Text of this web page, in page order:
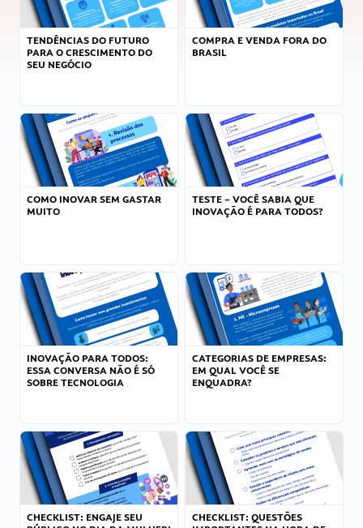
TENDÊNCIAS DO FUTURO
PARA O CRESCIMENTO DO
SEU NEGÓCIO
COMPRA E VENDA FORA DO
BRASIL
COMO INOVAR SEM GASTAR
MUITO
TESTE – VOCÊ SABIA QUE
INOVAÇÃO É PARA TODOS?
INOVAÇÃO PARA TODOS:
ESSA CONVERSA NÃO É SÓ
SOBRE TECNOLOGIA
CATEGORIAS DE EMPRESAS:
EM QUAL VOCÊ SE
ENQUADRA?
CHECKLIST: ENGAJE SEU
CHECKLIST: QUESTÕES